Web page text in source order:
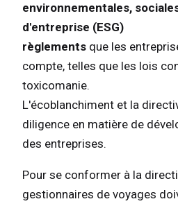
environnementales,
d'entreprise (ESG)
règlements que les
compte, telles que les lois
toxicomanie.
L'écoblanchiment et la
diligence en matière de
des entreprises.
Pour se conformer à la
gestionnaires de voyages